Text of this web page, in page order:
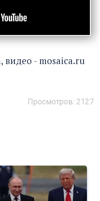
- mosaica.ru
Просмотров: 2127